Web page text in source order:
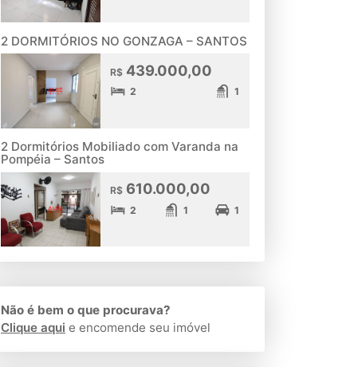
2 DORMITÓRIOS NO GONZAGA – SANTOS
R$439.000,00
2 1
2 Dormitórios Mobiliado com Varanda na
Pompéia – Santos
R$610.000,00
2 1 1
Não é bem o que procurava?
Clique aqui e encomende seu imóvel